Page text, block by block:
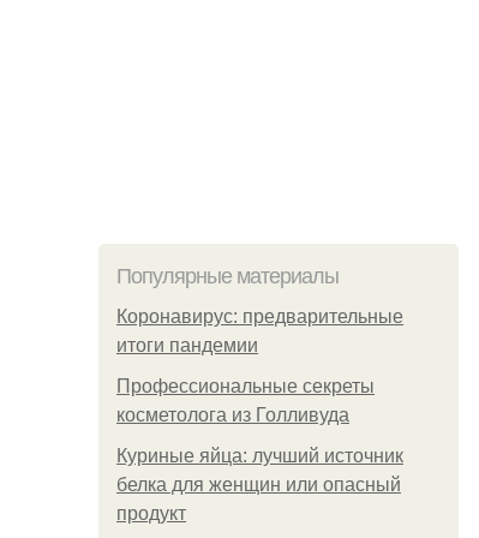
Популярные материалы
Коронавирус: предварительные
итоги пандемии
Профессиональные секреты
косметолога из Голливуда
Куриные яйца: лучший источник
белка для женщин или опасный
продукт